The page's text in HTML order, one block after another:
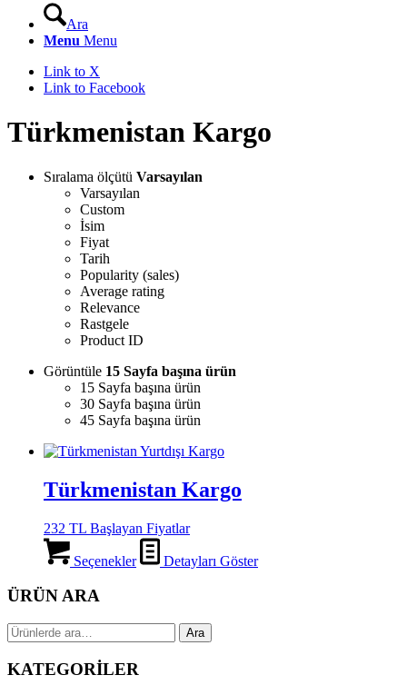
Ara
Menu Menu
Link to X
Link to Facebook
Türkmenistan Kargo
Sıralama ölçütü Varsayılan
Varsayılan
Custom
İsim
Fiyat
Tarih
Popularity (sales)
Average rating
Relevance
Rastgele
Product ID
Görüntüle 15 Sayfa başına ürün
15 Sayfa başına ürün
30 Sayfa başına ürün
45 Sayfa başına ürün
Türkmenistan Kargo
232 TL Başlayan Fiyatlar
Seçenekler Detayları Göster
ÜRÜN ARA
Ara: Ara
KATEGORİLER